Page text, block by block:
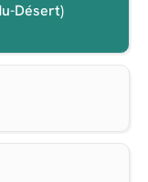
Désert)